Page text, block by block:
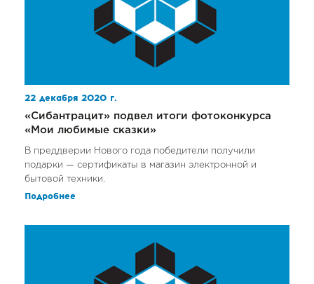
22 декабря 2020 г.
«Сибантрацит» подвел итоги фотоконкурса
«Мои любимые сказки»
В преддверии Нового года победители получили
подарки — сертификаты в магазин электронной и
бытовой техники.
Подробнее